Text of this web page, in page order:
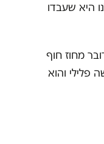
היא שעבדו
מחוז חוף
והוא